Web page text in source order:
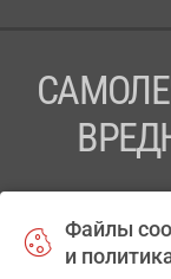
Файлы
и